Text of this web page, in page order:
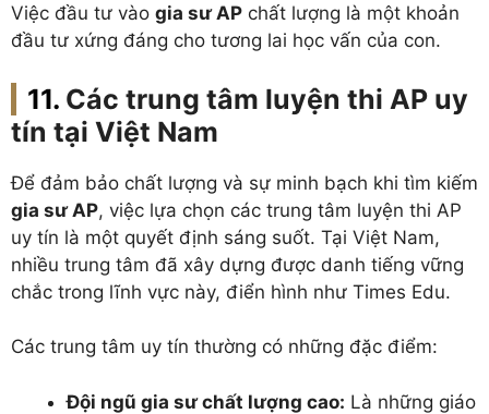
Việc đầu tư vào gia sư AP chất lượng là một khoản
đầu tư xứng đáng cho tương lai học vấn của con.
Các trung tâm luyện thi AP uy
tín tại Việt Nam
Để đảm bảo chất lượng và sự minh bạch khi tìm kiếm
gia sư AP, việc lựa chọn các trung tâm luyện thi AP
uy tín là một quyết định sáng suốt. Tại Việt Nam,
nhiều trung tâm đã xây dựng được danh tiếng vững
chắc trong lĩnh vực này, điển hình như Times Edu.
Các trung tâm uy tín thường có những đặc điểm:
Đội ngũ gia sư chất lượng cao: Là những giáo